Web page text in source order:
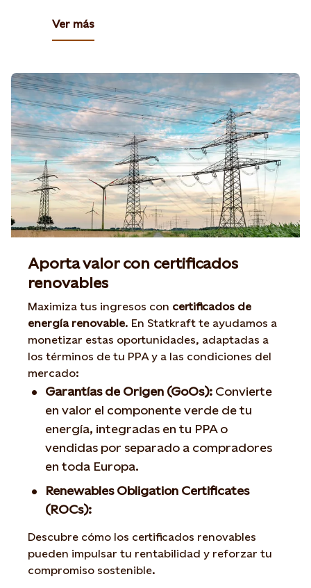
Ver más
Aporta valor con certificados
renovables
Maximiza tus ingresos con certificados de
energía renovable. En Statkraft te ayudamos a
monetizar estas oportunidades, adaptadas a
los términos de tu PPA y a las condiciones del
mercado:
Garantías de Origen (GoOs): Convierte
en valor el componente verde de tu
energía, integradas en tu PPA o
vendidas por separado a compradores
en toda Europa.
Renewables Obligation Certificates
(ROCs):
Descubre cómo los certificados renovables
pueden impulsar tu rentabilidad y reforzar tu
compromiso sostenible.